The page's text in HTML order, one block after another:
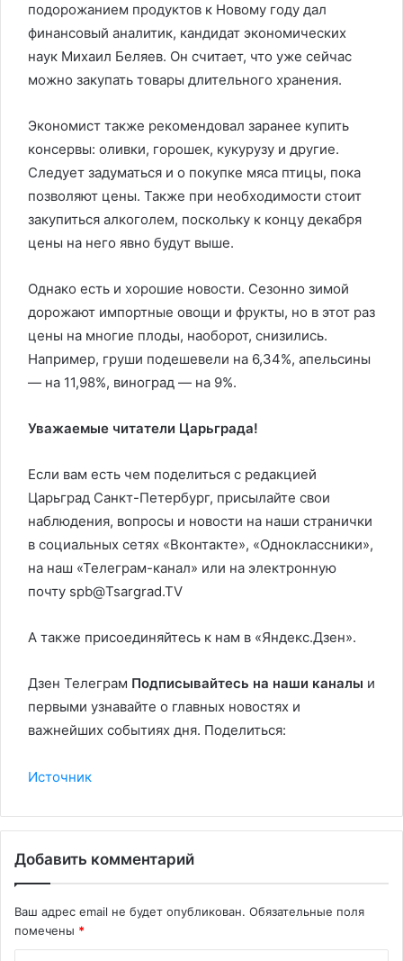
подорожанием продуктов к Новому году дал
финансовый аналитик, кандидат экономических
наук Михаил Беляев. Он считает, что уже сейчас
можно закупать товары длительного хранения.
Экономист также рекомендовал заранее купить
консервы: оливки, горошек, кукурузу и другие.
Следует задуматься и о покупке мяса птицы, пока
позволяют цены. Также при необходимости стоит
закупиться алкоголем, поскольку к концу декабря
цены на него явно будут выше.
Однако есть и хорошие новости. Сезонно зимой
дорожают импортные овощи и фрукты, но в этот раз
цены на многие плоды, наоборот, снизились.
Например, груши подешевели на 6,34%, апельсины
— на 11,98%, виноград — на 9%.
Уважаемые читатели Царьграда!
Если вам есть чем поделиться с редакцией
Царьград Санкт-Петербург, присылайте свои
наблюдения, вопросы и новости на наши странички
в социальных сетях «Вконтакте», «Одноклассники»,
на наш «Телеграм-канал» или на электронную
почту spb@Tsargrad.TV
А также присоединяйтесь к нам в «Яндекс.Дзен».
Дзен Телеграм Подписывайтесь на наши каналы и
первыми узнавайте о главных новостях и
важнейших событиях дня. Поделиться:
Источник
Добавить комментарий
Ваш адрес email не будет опубликован. Обязательные поля
помечены *